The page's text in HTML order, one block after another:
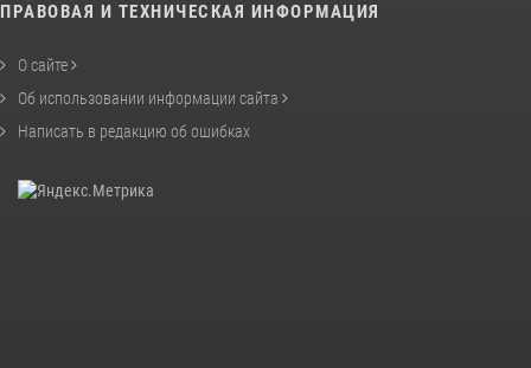
ПРАВОВАЯ И ТЕХНИЧЕСКАЯ ИНФОРМАЦИЯ
О сайте
Об использовании информации сайта
Написать в редакцию об ошибках